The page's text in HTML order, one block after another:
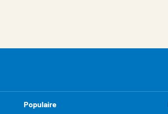
Populaire